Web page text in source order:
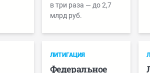
в три раза — до 2,7
млрд руб.
ЛИТИГАЦИЯ
Федеральное